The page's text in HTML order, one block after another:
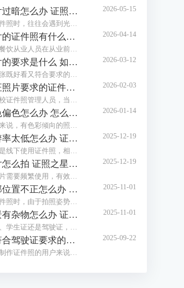
证件照照片过暗怎么办 证照之星软件如何调整照片亮度
在家拍摄的证件照时，往往会遇到光线不足、光线不均匀等情况，拍摄出的证件照照片会偏暗，面部也不够清晰，甚至出现黑脸照，这类照片是不能作为证件照投入使用的。这个时候该怎么调整照片，让证件照画面更明亮通透呢？这篇文章就告诉大家证件照照片过暗怎么办，证照之星软件如何调整照片亮度。
2026-05-15
健康证照片的证件照有什么要求 证照之星软件如何制作满足健康证标准的照片
大家都知道，餐饮从业人员在从业前都必须办理一张健康证。在办理健康证时，如果不想让办证处在现场拍摄照片，可以自行提供标准的健康证照片，那么普通人如何制作满足健康证要求的照片呢？下面就向大家介绍健康证照片的证件照有什么要求，证照之星软件如何制作满足健康证标准的照片。
2026-04-14
学生证照片的要求是什么 如何用证照之星软件调整照片比例以满足学校要求
谁不想拥有一张既好看又符合要求的学生证照片呢？到了开学季，学校又开始催收证件照了。如果对照相馆拍摄的证件照不满意，还可以自己在家制作证件照，只需了解学生证件照要求后，下载专业的证件照制作软件制作，还省了去照相馆的费用。这篇文章就告诉大家学生证照片的要求是什么，如何用证照之星软件调整照片比例以满足学校要求。
2026-03-12
符合工作证照片要求的证件照怎么做 证照之星软件如何批量生成工作证照片
作为公司或学校证件照管理人员，当有海量电子证件照需要制作与整理时，还在一张一张地用PS修图吗？证件照需要一张张拍，拍摄好后却不必一张张处理，浪费时间不说，还给自己增加了许多的工作量，使用专业软件批量生成证件照就方便多了。这篇文章就告诉大家符合工作证照片要求的证件照怎么做，证照之星软件如何批量生成工作证照片。
2026-02-03
证件照颜色偏色怎么办 怎么用证照之星软件校正照片色彩
对于艺术照片来说，有色彩倾向的照片别具风格，但对于证件照来说，色彩冷暖明显或照片发灰发暗，是无法满足标准证件照要求并投入使用的，需要给照片进行色彩校正。这篇文章就告诉大家证件照颜色偏色怎么办，怎么用证照之星软件校正照片色彩。
2026-01-14
证件照分辨率太低怎么办 证照之星软件怎么提高照片的分辨率
无论是线上还是线下使用证件照，相应的系统和平台对证件照的清晰度都有要求，分辨率低、照片模糊，这些都会影响证件照的审核通过率，若不想重拍，可借助专业软件提升分辨率。这篇文章就告诉大家证件照分辨率太低怎么办，证照之星软件怎么提高照片的分辨率。
2025-12-19
身份证照片怎么拍 证照之星软件如何制作身份证照片
由于身份证照片需要频繁使用，有效期也较长，大家都想拍摄一张好看的身份证照，但办证处拍摄的身份证照却总不尽如人意，那么怎么拍摄让自己满意的身份证照呢？这篇文章就告诉大家身份证照片怎么拍，证照之星软件如何制作身份证照片。
2025-12-19
证件照头部位置不正怎么办 证照之星怎么校正照片头部位置
大家在拍摄证件照时，由于拍照姿势调整不到位，总是有轻微的歪头和斜肩现象，影响证件照美观，后期处理也比较困难。那么当证件照头部位置不正时，该怎么正确调整呢？这篇文章就告诉大家证件照头部位置不正怎么办，证照之星怎么校正照片头部位置。
2025-11-01
证件照背景有杂物怎么办 证照之星软件如何智能去除背景杂物
无论是身份证、学生证还是驾驶证，都需要一张符合证件场景使用要求的证件照，制作标准证件照，离不开干净清晰的背景，当在家拍的证件照背景有太多杂物，达不到要求时，需要借助软件进行修改。这篇文章就告诉大家证件照背景有杂物怎么办，证照之星软件如何智能去除背景杂物。
2025-11-01
怎么制作符合驾驶证要求的照片 证照之星软件如何自动裁剪照片至驾驶证尺寸
对于想要自己制作证件照的用户来说，难点不在于技术，而在于拥有合适的工具，有了好的证件照拍摄工具与专业又简便的证件照制作软件，小白也能轻松制作证件照。这篇文章就告诉大家怎么制作符合驾驶证要求的照片，证照之星软件如何自动裁剪照片至驾驶证尺寸。
2025-09-22